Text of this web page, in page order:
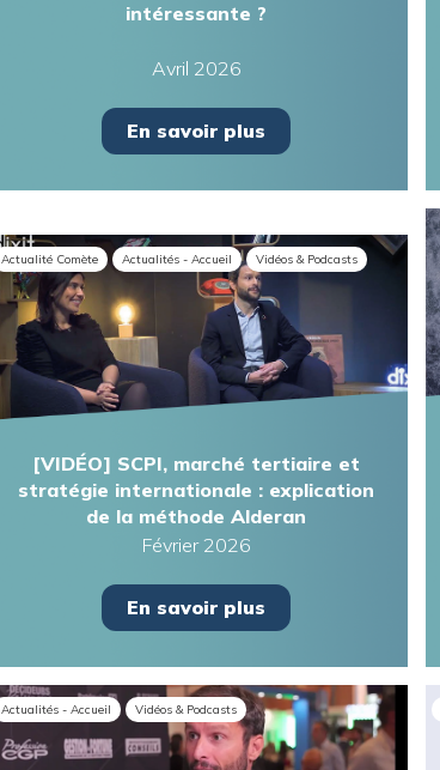
intéressante ?
Avril 2026
En savoir plus
Actualité Comète Actualités - Accueil Vidéos & Podcasts
[VIDÉO] SCPI, marché tertiaire et
stratégie internationale : explication
de la méthode Alderan
Février 2026
En savoir plus
Actualités - Accueil Vidéos & Podcasts